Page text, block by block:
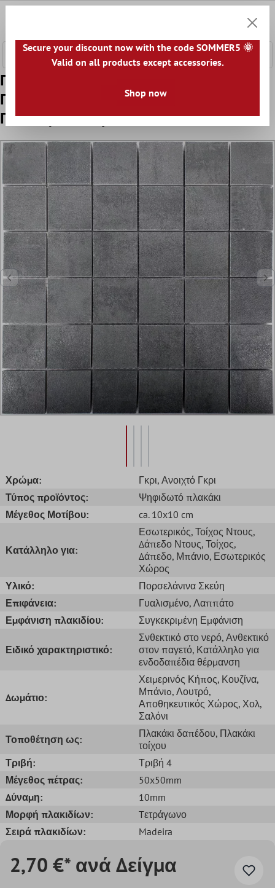
Πρότυπο από Ψηφιδωτά Πλακάκια
Πορσελάνινα Σκεύη Madeira Μερικώς
Γυαλισμένο Γκρί
Χρώμα: Γκρι, Ανοιχτό Γκρι
Τύπος προϊόντος:
Ψηφιδωτό πλακάκι
Μέγεθος Μοτίβου:
ca. 10x10 cm
Κατάλληλο για:
Εσωτερικός, Τοίχος Ντους,
Δάπεδο Ντους, Τοίχος,
Δάπεδο, Μπάνιο, Εσωτερικός
Χώρος
Υλικό:
Πορσελάνινα Σκεύη
Επιφάνεια:
Γυαλισμένο, Λαππάτο
Εμφάνιση πλακιδίου:
Συγκεκριμένη Εμφάνιση
Ειδικό χαρακτηριστικό:
Σνθεκτικό στο νερό, Ανθεκτικό
στον παγετό, Κατάλληλο για
ενδοδαπέδια θέρμανση
Δωμάτιο:
Χειμερινός Κήπος, Κουζίνα,
Μπάνιo, Λουτρό,
Αποθηκευτικός Χώρος, Χολ,
Σαλόνι
Τοποθέτηση ως:
Πλακάκι δαπέδου, Πλακάκι
τοίχου
Τριβή:
Τριβή 4
Μέγεθος πέτρας:
50x50mm
Δύναμη:
10mm
Μορφή πλακιδίων:
Tετράγωνο
Σειρά πλακιδίων:
Madeira
2,70 €* ανά Δείγμα
Secure your discount now with the code SOMMER5 🌞
Valid on all products except accessories.
Shop now